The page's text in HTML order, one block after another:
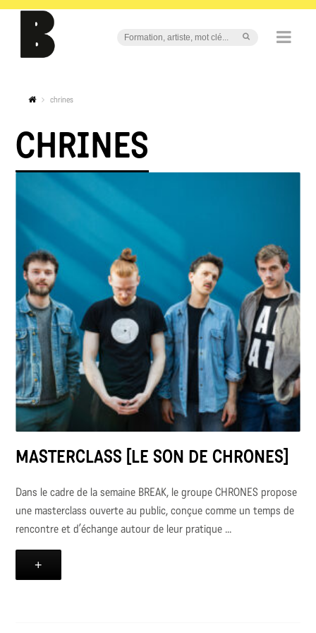
chrines
CHRINES
MASTERCLASS [LE SON DE CHRONES]
Dans le cadre de la semaine BREAK, le groupe CHRONES propose
une masterclass ouverte au public, conçue comme un temps de
rencontre et d’échange autour de leur pratique ...
+